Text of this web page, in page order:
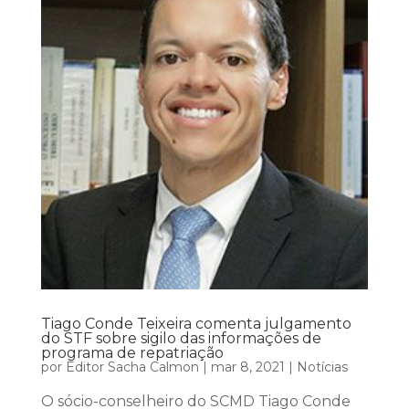
Tiago Conde Teixeira comenta julgamento
do STF sobre sigilo das informações de
programa de repatriação
por Editor Sacha Calmon mar 8, 2021 Notícias
O sócio-conselheiro do SCMD Tiago Conde